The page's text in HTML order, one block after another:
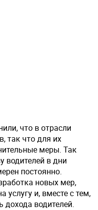
что в отрасли
так что для их
меры. Так
водителей в дни
постоянно.
новых мер,
услугу и, вместе с тем,
дохода водителей.